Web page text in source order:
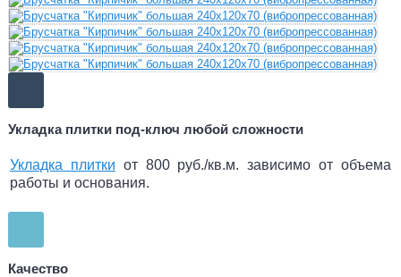
Укладка плитки под-ключ любой сложности
Укладка плитки от 800 руб./кв.м. зависимо от объема
работы и основания.
Качество